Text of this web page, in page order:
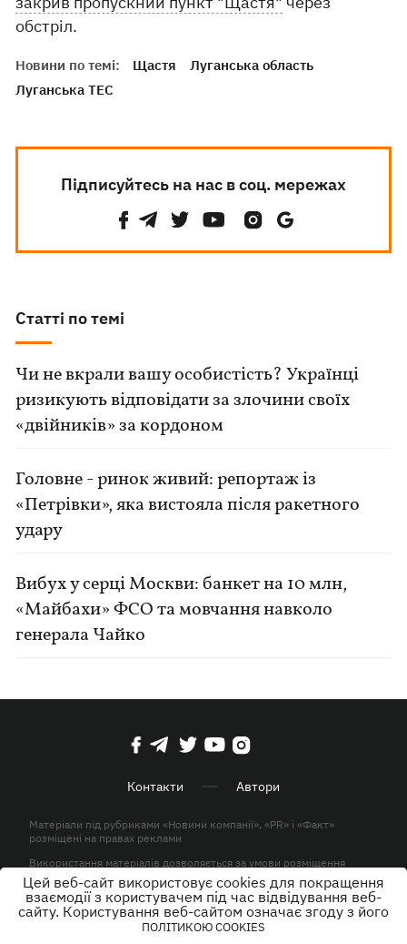
обстріл.
Новини по темі: Щастя
Луганська область
Луганська ТЕС
Підписуйтесь на нас в соц. мережах
Статті по темі
Чи не вкрали вашу особистість? Українці
ризикують відповідати за злочини своїх
«двійників» за кордоном
Головне - ринок живий: репортаж із
«Петрівки», яка вистояла після ракетного
удару
Вибух у серці Москви: банкет на 10 млн,
«Майбахи» ФСО та мовчання навколо
генерала Чайко
Контакти Автори
Матеріали під рубриками «Новини компанії», «PR» і «Факт»
розміщені на правах реклами
Використання матеріалів дозволяється за умови розміщення
активного гіперпосилання на KP.UA в першому абзаці.
© ТОВ «ЮЛАВ МЕДІА» 2026. Всі права захищені.
Цей веб-сайт використовує cookies для покращення
взаємодії з користувачем під час відвідування веб-
сайту. Користування веб-сайтом означає згоду з його
ПОЛІТИКОЮ COOKIES